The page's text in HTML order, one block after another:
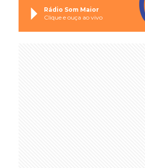
Rádio Som Maior
Clique e ouça ao vivo